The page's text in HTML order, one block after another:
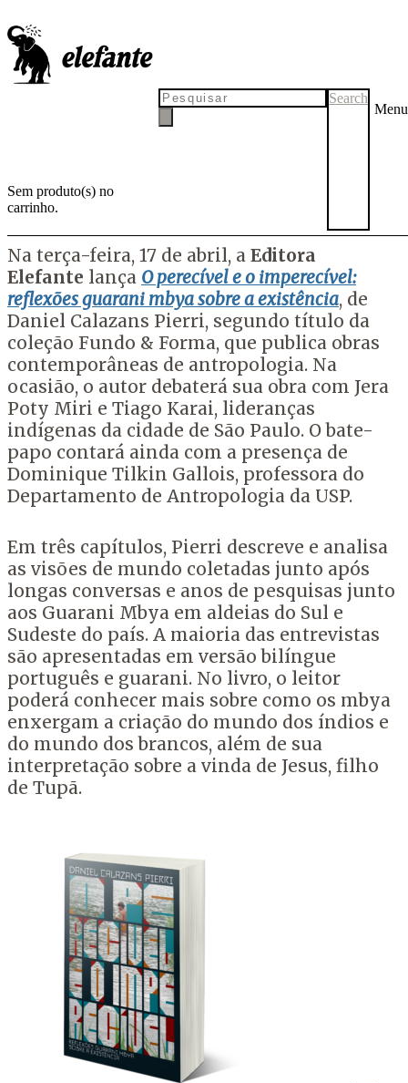
Sem produto(s) no
carrinho.
Search
Menu
A origem dos brancos, o mundo
celeste dos Guarani e Jesus,
filho de Tupã
com os estragos causados pelos modos de vida dos não índios
Na terça-feira, 17 de abril, a Editora
Elefante lança O perecível e o imperecível:
reflexões guarani mbya sobre a existência, de
Daniel Calazans Pierri, segundo título da
coleção Fundo & Forma, que publica obras
contemporâneas de antropologia. Na
ocasião, o autor debaterá sua obra com Jera
Poty Miri e Tiago Karai, lideranças
indígenas da cidade de São Paulo. O bate-
papo contará ainda com a presença de
Dominique Tilkin Gallois, professora do
Departamento de Antropologia da USP.
Em três capítulos, Pierri descreve e analisa
as visões de mundo coletadas junto após
longas conversas e anos de pesquisas junto
aos Guarani Mbya em aldeias do Sul e
Sudeste do país. A maioria das entrevistas
são apresentadas em versão bilíngue
português e guarani. No livro, o leitor
poderá conhecer mais sobre como os mbya
enxergam a criação do mundo dos índios e
do mundo dos brancos, além de sua
interpretação sobre a vinda de Jesus, filho
de Tupã.